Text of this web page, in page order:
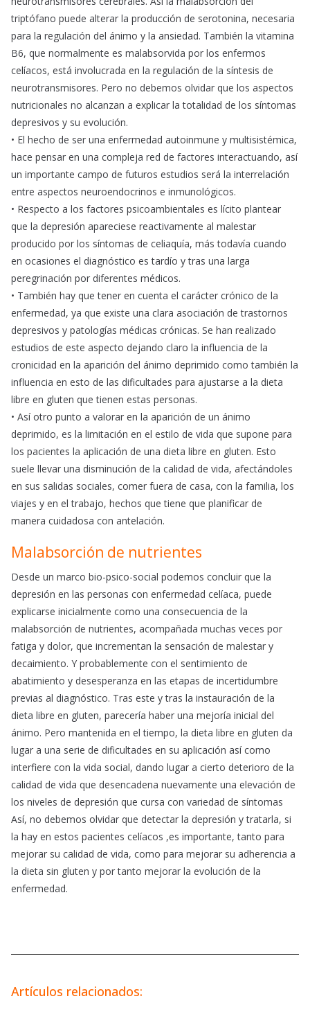
triptófano puede alterar la producción de serotonina, necesaria
para la regulación del ánimo y la ansiedad. También la vitamina
B6, que normalmente es malabsorvida por los enfermos
celíacos, está involucrada en la regulación de la síntesis de
neurotransmisores. Pero no debemos olvidar que los aspectos
nutricionales no alcanzan a explicar la totalidad de los síntomas
depresivos y su evolución.
• El hecho de ser una enfermedad autoinmune y multisistémica,
hace pensar en una compleja red de factores interactuando, así
un importante campo de futuros estudios será la interrelación
entre aspectos neuroendocrinos e inmunológicos.
• Respecto a los factores psicoambientales es lícito plantear
que la depresión apareciese reactivamente al malestar
producido por los síntomas de celiaquía, más todavía cuando
en ocasiones el diagnóstico es tardío y tras una larga
peregrinación por diferentes médicos.
• También hay que tener en cuenta el carácter crónico de la
enfermedad, ya que existe una clara asociación de trastornos
depresivos y patologías médicas crónicas. Se han realizado
estudios de este aspecto dejando claro la influencia de la
cronicidad en la aparición del ánimo deprimido como también la
influencia en esto de las dificultades para ajustarse a la dieta
libre en gluten que tienen estas personas.
• Así otro punto a valorar en la aparición de un ánimo
deprimido, es la limitación en el estilo de vida que supone para
los pacientes la aplicación de una dieta libre en gluten. Esto
suele llevar una disminución de la calidad de vida, afectándoles
en sus salidas sociales, comer fuera de casa, con la familia, los
viajes y en el trabajo, hechos que tiene que planificar de
manera cuidadosa con antelación.
Malabsorción de nutrientes
Desde un marco bio-psico-social podemos concluir que la
depresión en las personas con enfermedad celíaca, puede
explicarse inicialmente como una consecuencia de la
malabsorción de nutrientes, acompañada muchas veces por
fatiga y dolor, que incrementan la sensación de malestar y
decaimiento. Y probablemente con el sentimiento de
abatimiento y desesperanza en las etapas de incertidumbre
previas al diagnóstico. Tras este y tras la instauración de la
dieta libre en gluten, parecería haber una mejoría inicial del
ánimo. Pero mantenida en el tiempo, la dieta libre en gluten da
lugar a una serie de dificultades en su aplicación así como
interfiere con la vida social, dando lugar a cierto deterioro de la
calidad de vida que desencadena nuevamente una elevación de
los niveles de depresión que cursa con variedad de síntomas
Así, no debemos olvidar que detectar la depresión y tratarla, si
la hay en estos pacientes celíacos ,es importante, tanto para
mejorar su calidad de vida, como para mejorar su adherencia a
la dieta sin gluten y por tanto mejorar la evolución de la
enfermedad.
Artículos relacionados: